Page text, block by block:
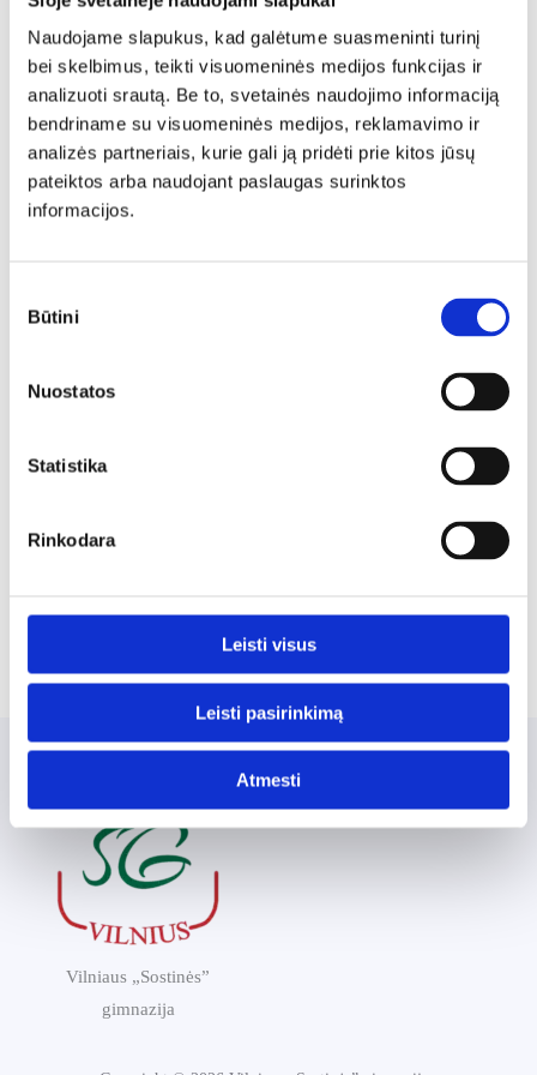
Naudojame slapukus, kad galėtume suasmeninti turinį
bei skelbimus, teikti visuomeninės medijos funkcijas ir
analizuoti srautą. Be to, svetainės naudojimo informaciją
bendriname su visuomeninės medijos, reklamavimo ir
analizės partneriais, kurie gali ją pridėti prie kitos jūsų
pateiktos arba naudojant paslaugas surinktos
informacijos.
pasirinkimas
Būtini
Nuostatos
Statistika
Rinkodara
Leisti visus
Leisti pasirinkimą
Atmesti
Finansinės ataskaitos
Darbuotojų vidutinis mėnesinis nustatytasis (paskirtasis)
darbo užmokestis per 2026 m. I ketv.
Darbuotojų vidutinis mėnesinis nustatytasis (paskirtasis)
darbo užmokestis per 2026 m. II ketv.
2025 m. pasibaigusių metų finansinių ataskaitų rinkinys
Darbuotojų vidutinis mėnesinis nustatytasis (paskirtasis)
darbo užmokestis per 2025 m. III ketv.
darbo užmokestis per 2025 m. II ketv.
2024 m. gruodžio 31 d. pasibaigusių metų finansinių
darbo užmokestis per 2024m. I ketv.
Darbuotojų vidutinis mėnesinis nustatytasis (paskirtasis)
Vilniaus „Sostinės”
gimnazija